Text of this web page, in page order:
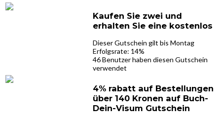
Kaufen Sie zwei und
erhalten Sie eine kostenlos
Dieser Gutschein gilt bis Montag
Erfolgsrate: 14%
46 Benutzer haben diesen Gutschein
verwendet
4% rabatt auf Bestellungen
über 140 Kronen auf Buch-
Dein-Visum Gutschein